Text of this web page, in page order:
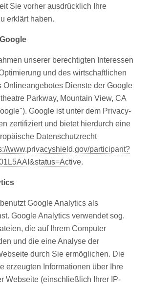
Sie vorher ausdrücklich Ihre
erklärt haben.
unserer berechtigten Interessen
und des wirtschaftlichen
Onlineangebotes Dienste der Google
Parkway, Mountain View, CA
Google ist unter dem Privacy-
zertifiziert und bietet hierdurch eine
Datenschutzrecht
www.privacyshield.gov/participant?
.
Google Analytics als
Google Analytics verwendet sog.
die auf Ihrem Computer
und die eine Analyse der
durch Sie ermöglichen. Die
erzeugten Informationen über Ihre
Webseite (einschließlich Ihrer IP-